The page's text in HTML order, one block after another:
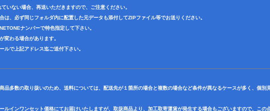
いない場合、再送いただきますので、ご注意ください。
は、必ず同じフォルダ内に配置した元データも添付してZIPファイル等でお送りください。
ナンバーで特色指定して下さい。
変わる場合があります。
ルで上記アドレス迄ご送付下さい。
品多数の取り扱いのため、送料については、配送先が１箇所の場合と複数の場合など条件が異なるケースが多く、個別
ルインワンセット価格にてお届けいたしますが、取扱商品より、加工取寄運賃が発生する場合もございますので、この